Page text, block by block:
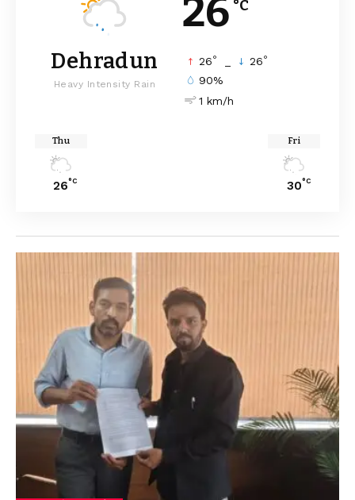
26 °C
Dehradun
Heavy Intensity Rain
26° 26°
90%
1 km/h
Thu
26°C
Fri
30°C